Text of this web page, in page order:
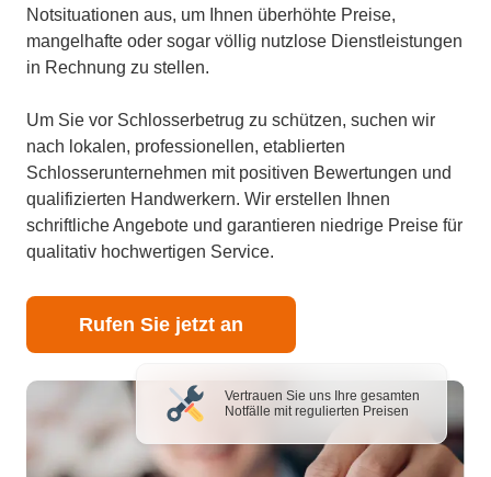
Notsituationen aus, um Ihnen überhöhte Preise,
mangelhafte oder sogar völlig nutzlose Dienstleistungen
in Rechnung zu stellen.
Um Sie vor Schlosserbetrug zu schützen, suchen wir
nach lokalen, professionellen, etablierten
Schlosserunternehmen mit positiven Bewertungen und
qualifizierten Handwerkern. Wir erstellen Ihnen
schriftliche Angebote und garantieren niedrige Preise für
qualitativ hochwertigen Service.
Rufen Sie jetzt an
Vertrauen Sie uns Ihre gesamten
Notfälle mit regulierten Preisen